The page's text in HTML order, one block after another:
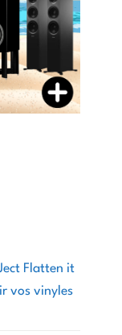
Flatten it
vos vinyles